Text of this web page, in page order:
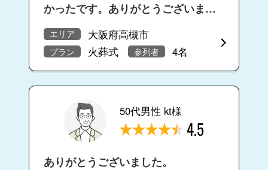
かったです。ありがとうございまし
た。少し思ったより金額がかかって
ので…
エリア 大阪府高槻市
プラン 火葬式 参列者 4名
50代男性 kt様
4.5
ありがとうございました。